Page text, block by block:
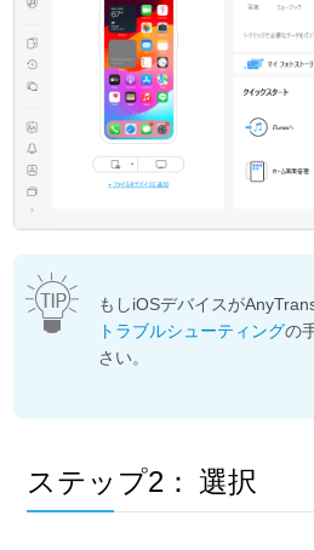
もしiOSデバイスが
トラブルシューティングの
さい。
ステップ2： 選択